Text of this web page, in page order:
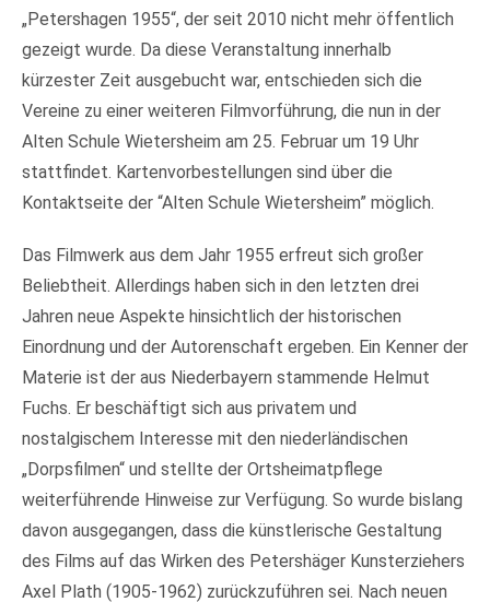
„Petershagen 1955“, der seit 2010 nicht mehr öffentlich
gezeigt wurde. Da diese Veranstaltung innerhalb
kürzester Zeit ausgebucht war, entschieden sich die
Vereine zu einer weiteren Filmvorführung, die nun in der
Alten Schule Wietersheim am 25. Februar um 19 Uhr
stattfindet. Kartenvorbestellungen sind über die
Kontaktseite der “Alten Schule Wietersheim” möglich.
Das Filmwerk aus dem Jahr 1955 erfreut sich großer
Beliebtheit. Allerdings haben sich in den letzten drei
Jahren neue Aspekte hinsichtlich der historischen
Einordnung und der Autorenschaft ergeben. Ein Kenner der
Materie ist der aus Niederbayern stammende Helmut
Fuchs. Er beschäftigt sich aus privatem und
nostalgischem Interesse mit den niederländischen
„Dorpsfilmen“ und stellte der Ortsheimatpflege
weiterführende Hinweise zur Verfügung. So wurde bislang
davon ausgegangen, dass die künstlerische Gestaltung
des Films auf das Wirken des Petershäger Kunsterziehers
Axel Plath (1905-1962) zurückzuführen sei. Nach neuen